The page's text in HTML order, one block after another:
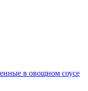
в овощном соусе